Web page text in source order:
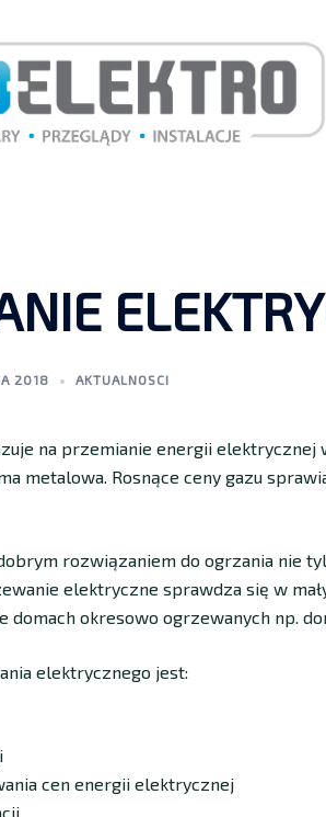
2018 AKTUALNOSCI
na przemianie energii elektrycznej
metalowa. Rosnące ceny gazu
rozwiązaniem do ogrzania nie
elektryczne sprawdza się w
domach okresowo ogrzewanych np.
elektrycznego jest:
cen energii elektrycznej